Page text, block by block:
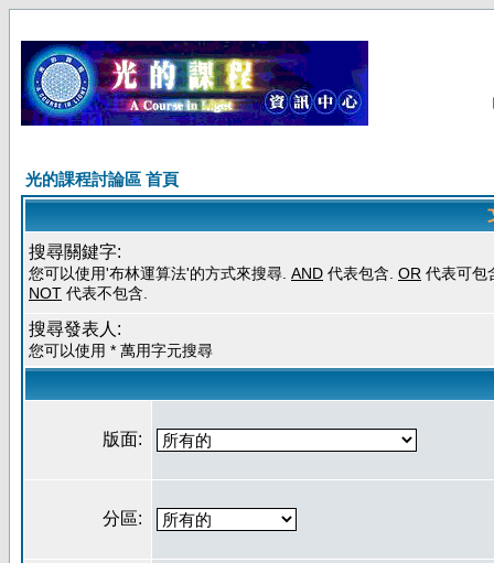
光的課程討論區 首頁
搜尋關鍵字:
您可以使用'布林運算法'的方式來搜尋. AND 代表包含. OR 代表可包
NOT 代表不包含.
搜尋發表人:
您可以使用 * 萬用字元搜尋
版面:
分區: